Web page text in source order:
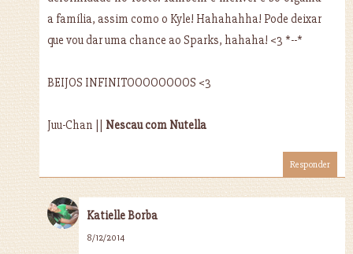
a família, assim como o Kyle! Hahahahha! Pode deixar
que vou dar uma chance ao Sparks, hahaha! <3 *--*
BEIJOS INFINITOOOOOOOOS <3
Juu-Chan || Nescau com Nutella
Responder
Katielle Borba
8/12/2014